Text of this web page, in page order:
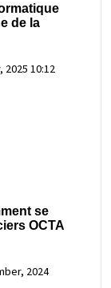
de la
2025 10:12
se
OCTA
2024